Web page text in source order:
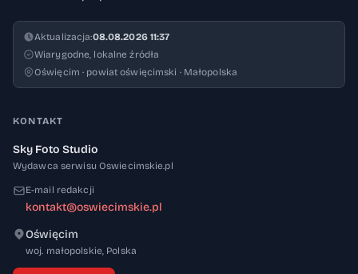
Aktualizacja:08.08.2026 11:37
Wiarygodne, lokalne źródła
Oświęcim · powiat oświęcimski · Małopolska
KONTAKT
Sky Foto Studio
Wydawca serwisu Oswiecimskie.pl
E-mail redakcji
kontakt@oswiecimskie.pl
Oświęcim
woj. małopolskie, 32-600
Polska